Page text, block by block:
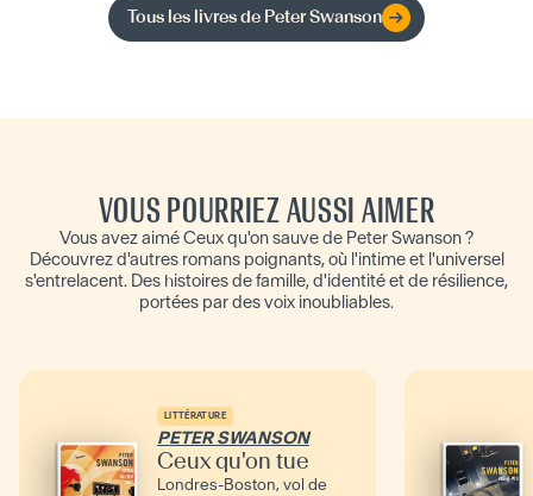
Tous les livres de Peter Swanson
VOUS POURRIEZ AUSSI AIMER
Vous avez aimé Ceux qu'on sauve de Peter Swanson ?
Découvrez d'autres romans poignants, où l'intime et l'universel
s'entrelacent. Des histoires de famille, d'identité et de résilience,
portées par des voix inoubliables.
LITTÉRATURE
PETER SWANSON
Ceux qu'on tue
Londres-Boston, vol de